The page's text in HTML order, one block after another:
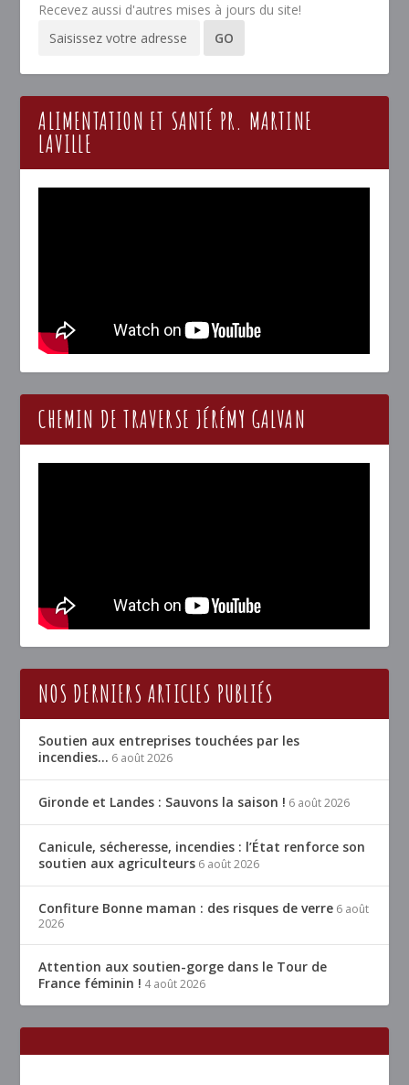
Recevez aussi d'autres mises à jours du site!
ALIMENTATION ET SANTÉ PR. MARTINE
LAVILLE
CHEMIN DE TRAVERSE JÉRÉMY GALVAN
NOS DERNIERS ARTICLES PUBLIÉS
Soutien aux entreprises touchées par les
incendies… 6 août 2026
Gironde et Landes : Sauvons la saison ! 6 août 2026
Canicule, sécheresse, incendies : l’État renforce son
soutien aux agriculteurs 6 août 2026
Confiture Bonne maman : des risques de verre 6 août
2026
Attention aux soutien-gorge dans le Tour de
France féminin ! 4 août 2026